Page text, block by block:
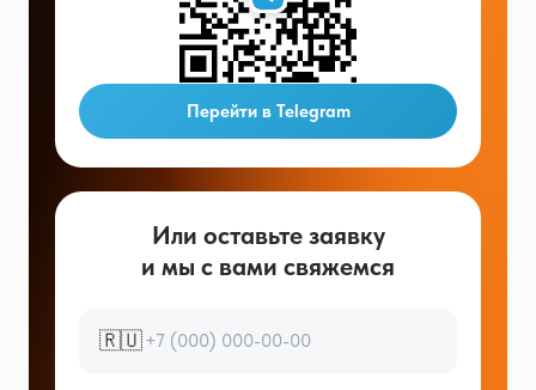
Перейти в Telegram
Или оставьте заявку
и мы с вами свяжемся
🇷🇺